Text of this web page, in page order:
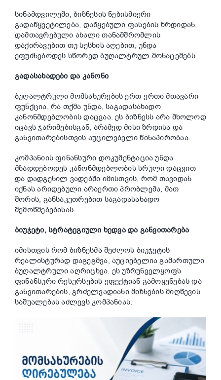
სინამდვილეში, ბიზნესის ნებისმიერი
გადაწყვეტილება, დაწყებული ფასების ზრდიდან,
დამთავრებული ახალი თანამშრომლის
დაქირავებით თუ სესხის აღებით, უნდა
ეფუძნებოდეს სწორედ ბუღალტრულ მონაცემებს.
გადასახადები და კანონი
ბუღალტრული მომსახურების ერთ-ერთი მთავარი
ფუნქცია, რა თქმა უნდა, საგადასახადო
კანონმდებლობის დაცვაა. ეს ბიზნესს არა მხოლოდ
იცავს ჯარიმებისგან, არამედ მისი ზრდისა და
განვითარებისთვის აუცილებელი წინაპირობაა.
კომპანიის ფინანსური დოკუმენტაცია უნდა
მზადდებოდეს კანონმდებლობის სრული დაცვით
და დადგენილ ვადებში იმისთვის, რომ თავიდან
იქნას არიდებული არაერთი პრობლემა, მათ
შორის, განსაკუთრებით საგადასახადო
შემოწმებებისას.
ბიუჯეტი, სტრატეგიული ხედვა და განვითარება
იმისთვის რომ ბიზნესმა შეძლოს ბიუჯეტის
რეალისტურად დაგეგმვა, აუციებელია გამართული
ბუღალტრული აღრიცხვა. ეს უზრუნველყოფს
ფინანსური რესურსების ეფექტიან გამოყენებას და
განვითარების, გრძელვადიანი მიზნების მიღწევის
საშუალებას აძლევს კომპანიას.